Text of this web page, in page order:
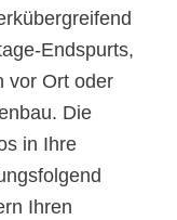
Endspurts,
vor Ort oder
Die
in Ihre
Ihren